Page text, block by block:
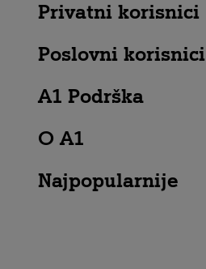
Privatni korisnici
Poslovni korisnici
A1 Podrška
O A1
Najpopularnije